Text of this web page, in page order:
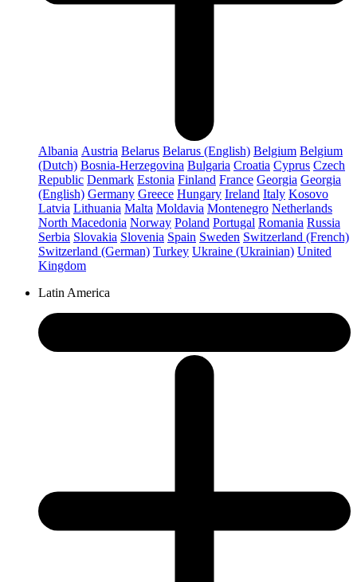
Albania Austria Belarus Belarus (English) Belgium Belgium
(Dutch) Bosnia-Herzegovina Bulgaria Croatia Cyprus Czech
Republic Denmark Estonia Finland France Georgia Georgia
(English) Germany Greece Hungary Ireland Italy Kosovo
Latvia Lithuania Malta Moldavia Montenegro Netherlands
North Macedonia Norway Poland Portugal Romania Russia
Serbia Slovakia Slovenia Spain Sweden Switzerland (French)
Switzerland (German) Turkey Ukraine (Ukrainian) United
Kingdom
Latin America